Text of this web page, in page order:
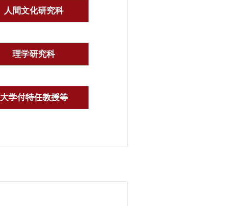
人間文化研究科
理学研究科
大学付特任教授等